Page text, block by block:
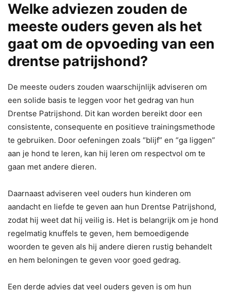
Welke adviezen zouden de
meeste ouders geven als het
gaat om de opvoeding van een
drentse patrijshond?
De meeste ouders zouden waarschijnlijk adviseren om
een solide basis te leggen voor het gedrag van hun
Drentse Patrijshond. Dit kan worden bereikt door een
consistente, consequente en positieve trainingsmethode
te gebruiken. Door oefeningen zoals “blijf” en “ga liggen”
aan je hond te leren, kan hij leren om respectvol om te
gaan met andere dieren.
Daarnaast adviseren veel ouders hun kinderen om
aandacht en liefde te geven aan hun Drentse Patrijshond,
zodat hij weet dat hij veilig is. Het is belangrijk om je hond
regelmatig knuffels te geven, hem bemoedigende
woorden te geven als hij andere dieren rustig behandelt
en hem beloningen te geven voor goed gedrag.
Een derde advies dat veel ouders geven is om hun